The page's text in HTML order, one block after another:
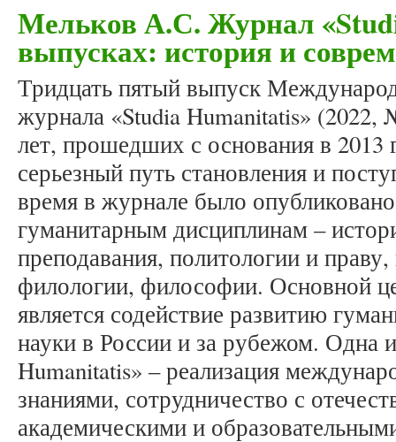
Мельков А.С. Журнал
выпусках: история и
Тридцать пятый выпуск
журнала «Studia Humanitatis»
лет, прошедших с основания в 2013
серьезный путь становления и
время в журнале было
гуманитарным дисциплинам –
преподавания, политологии и
филологии, философии. Основной
является содействие развитию
науки в России и за рубежом. Одна
Humanitatis» – реализация
знаниями, сотрудничество с
академическими и